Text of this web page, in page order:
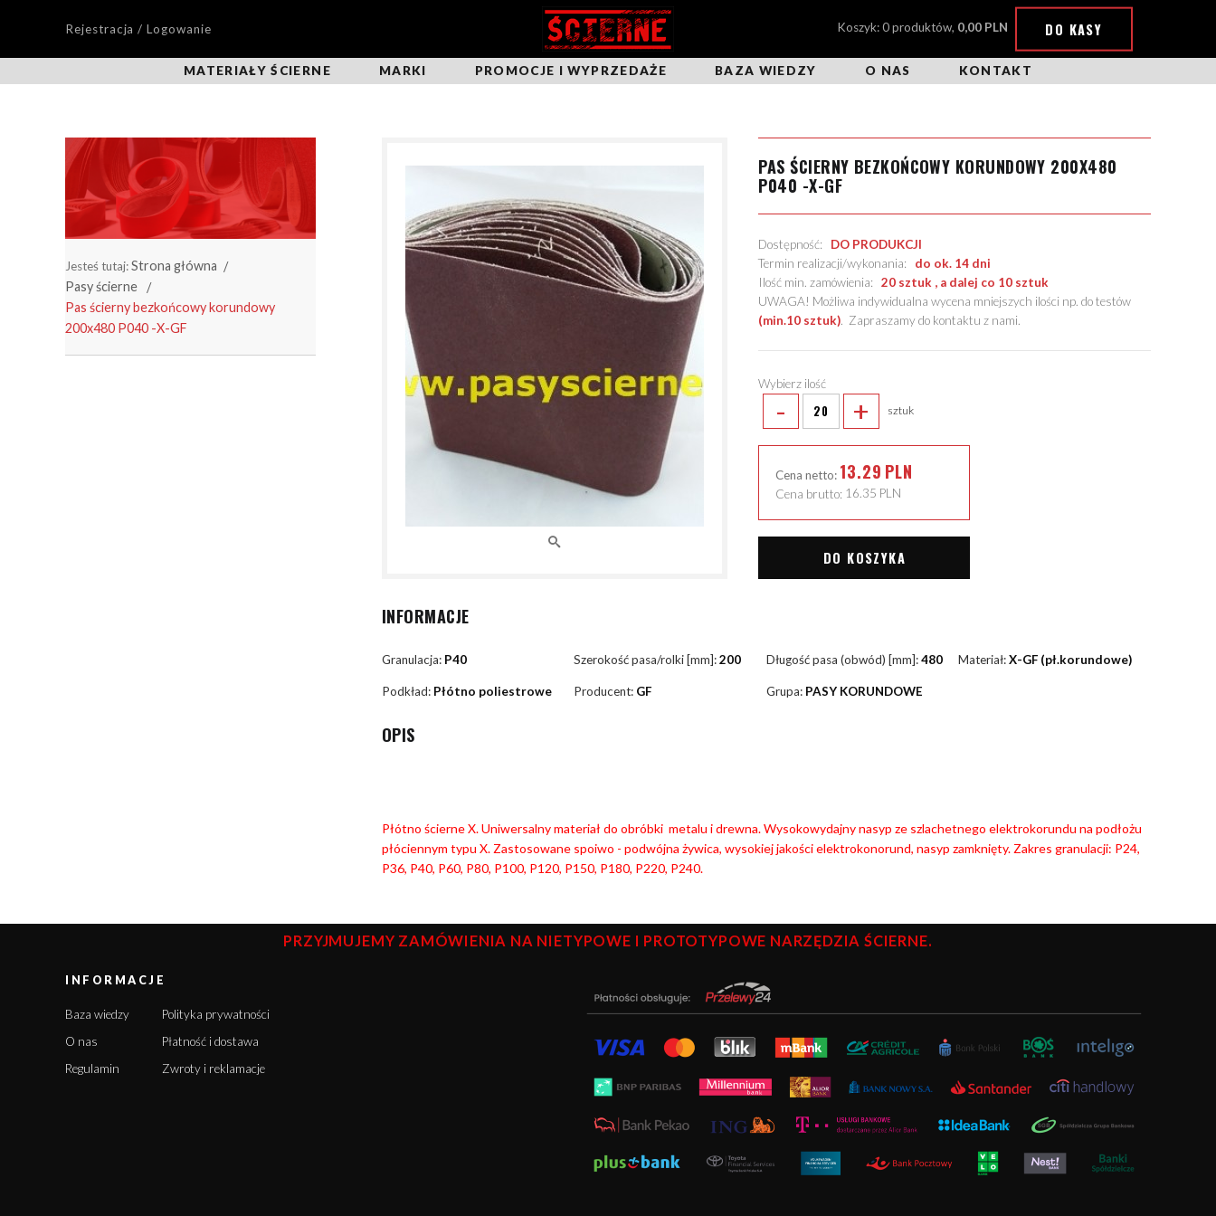
Rejestracja / Logowanie Koszyk: 0 produktów, 0,00 PLN DO KASY
MATERIAŁY ŚCIERNE MARKI PROMOCJE I WYPRZEDAŻE BAZA WIEDZY O NAS KONTAKT
Jesteś tutaj:Strona główna
Pasy ścierne
Pas ścierny bezkońcowy korundowy
200x480 P040 -X-GF
PAS ŚCIERNY BEZKOŃCOWY KORUNDOWY 200X480
P040 -X-GF
Dostępność: DO PRODUKCJI
Termin realizacji/wykonania: do ok. 14 dni
Ilość min. zamówienia:20 sztuk , a dalej co 10 sztuk
UWAGA! Możliwa indywidualna wycena mniejszych ilości np. do testów
(min.10 sztuk). Zapraszamy do kontaktu z nami.
Wybierz ilość
- + sztuk
Cena netto: 13.29 PLN
Cena brutto: 16.35 PLN
DO KOSZYKA
INFORMACJE
Granulacja: P40 Szerokość pasa/rolki [mm]:200 Długość pasa (obwód) [mm]:480 Materiał:X-GF (pł.korundowe)
Podkład: Płótno poliestrowe Producent: GF Grupa: PASY KORUNDOWE
OPIS
Płótno ścierne X. Uniwersalny materiał do obróbki metalu i drewna. Wysokowydajny nasyp ze szlachetnego elektrokorundu na podłożu
płóciennym typu X. Zastosowane spoiwo - podwójna żywica, wysokiej jakości elektrokonorund, nasyp zamknięty. Zakres granulacji: P24,
P36, P40, P60, P80, P100, P120, P150, P180, P220, P240.
PRZYJMUJEMY ZAMÓWIENIA NA NIETYPOWE I PROTOTYPOWE NARZĘDZIA ŚCIERNE.
INFORMACJE
Baza wiedzy
O nas
Regulamin
Polityka prywatności
Płatność i dostawa
Zwroty i reklamacje